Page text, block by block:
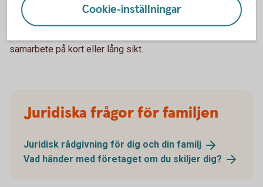
Ett samarbetsavtal bestämmer förhållandet mellan två eller
flera separata partners. Du har nytta av ett samarbetsavtal
samarbete på kort eller lång sikt.
Juridiska frågor för familjen
Juridisk rådgivning för dig och din familj
Vad händer med företaget om du skiljer dig?
Cookie-inställningar